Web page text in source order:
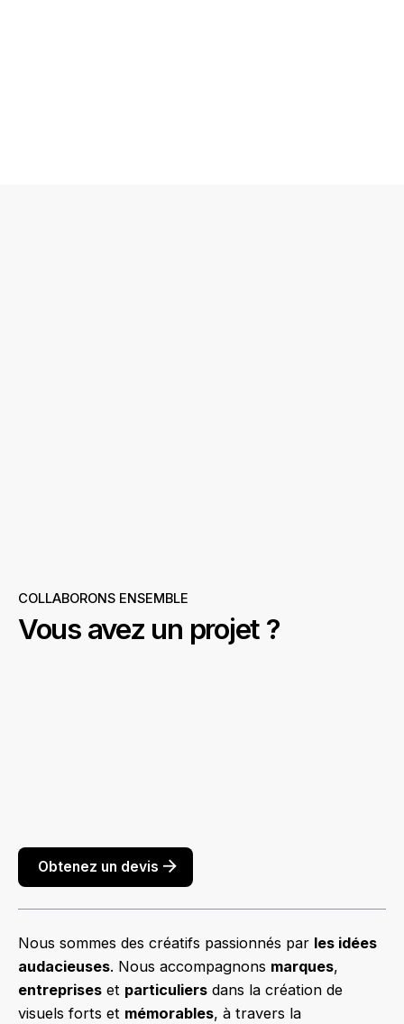
COLLABORONS ENSEMBLE
Vous avez un projet ?
Obtenez un devis
Nous sommes des créatifs passionnés par les idées
audacieuses. Nous accompagnons marques,
entreprises et particuliers dans la création de
visuels forts et mémorables, à travers la